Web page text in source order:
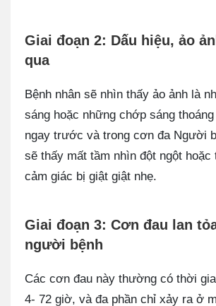
Giai đoạn 2: Dấu hiệu, ảo
qua
Bệnh nhân sẽ nhìn thấy ảo ảnh là
sáng hoặc những chớp sáng
ngay trước và trong cơn đa Người
sẽ thấy mất tầm nhìn đột ngột
cảm giác bị giật giật nhẹ.
Giai đoạn 3: Cơn đau lan
người bệnh
Các cơn đau này thường có thời
4- 72 giờ, và đa phần chỉ xảy ra ở